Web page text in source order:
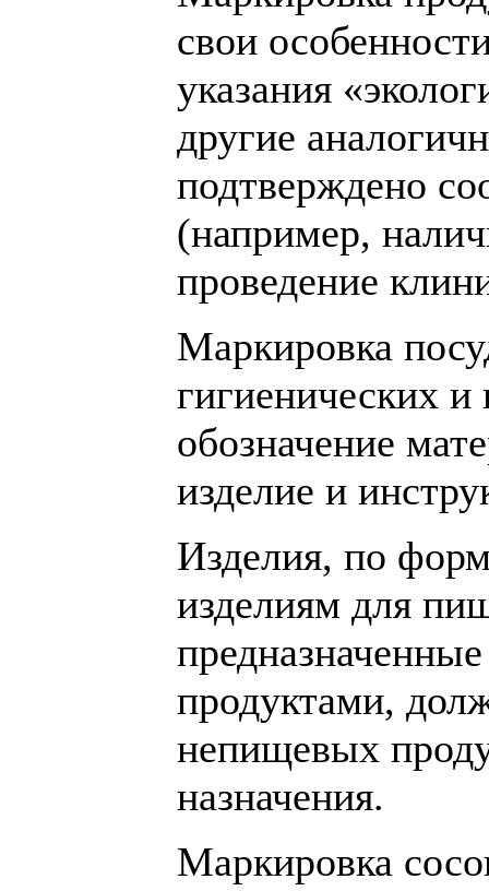
свои
указания
другие
подтверждено
(например,
проведение
Маркировка
гигиенических
обозначение
изделие и
Изделия, по
изделиям для
продуктами,
непищевых
назначения.
Маркировка